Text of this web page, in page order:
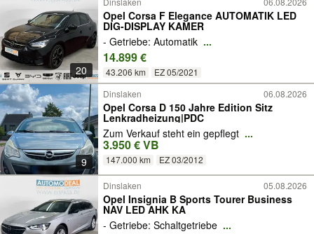
20
Opel Corsa F Elegance AUTOMATIK LED
DIG-DISPLAY KAMER
- Getriebe: Automatik ...
14.899 €
43.206 km EZ 05/2021
9
Dinslaken 06.08.2026
Opel Corsa D 150 Jahre Edition Sitz
Lenkradheizung|PDC
Zum Verkauf steht ein gepflegt ...
3.950 € VB
147.000 km EZ 03/2012
Dinslaken 05.08.2026
Opel Insignia B Sports Tourer Business
NAV LED AHK KA
- Getriebe: Schaltgetriebe ...